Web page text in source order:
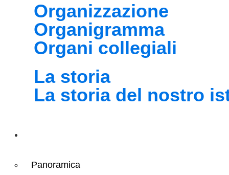
Organizzazione
Organigramma
Organi collegiali
La storia
La storia del nostro
Panoramica